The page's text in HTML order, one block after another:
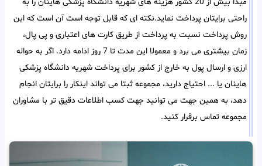
راحتی برایتان پرداخت نماید.نکته ای که قابل توجه است آن است که این
روش پرداخت نسبت به پرداخت از طریق کارت های اعتباری و پی پال،
زمان بیشتری می برد و معمولا این مدت تا 7 روز ادامه دارد. اگر به حواله
ارزی و ارسال پول به خارج از کشور برای پرداخت شهریه دانشگاه پزشکی
هاینان یا ... احتیاج دارید، مجموعه ثبتا می تواند اینکار را برایتان انجام
دهد، به همین جهت می توانید جهت کسب اطلاعات دقیق تر با مشاوران
مجموعه تماس برقرار کنید.